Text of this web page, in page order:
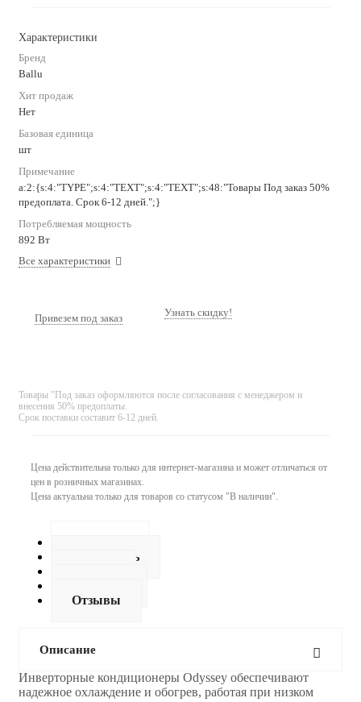
Характеристики
Бренд
Ballu
Хит продаж
Нет
Базовая единица
шт
Примечание
a:2:{s:4:"TYPE";s:4:"TEXT";s:4:"TEXT";s:48:"Товары Под заказ 50%
предоплата. Срок 6-12 дней.";}
Потребляемая мощность
892 Вт
Все характеристики
Привезем под заказ Узнать скидку!
Товары "Под заказ оформляются после согласования с менеджером и
внесения 50% предоплаты.
Срок поставки составит 6-12 дней.
Цена действительна только для интернет-магазина и может отличаться от
цен в розничных магазинах.
Цена актуальна только для товаров со статусом "В наличии".
Как купить
Отзывы
Описание
Инверторные кондиционеры Odyssey обеспечивают
надежное охлаждение и обогрев, работая при низком